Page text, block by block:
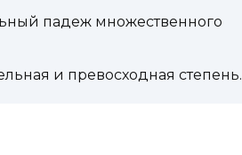
падеж множественного
и превосходная степень.